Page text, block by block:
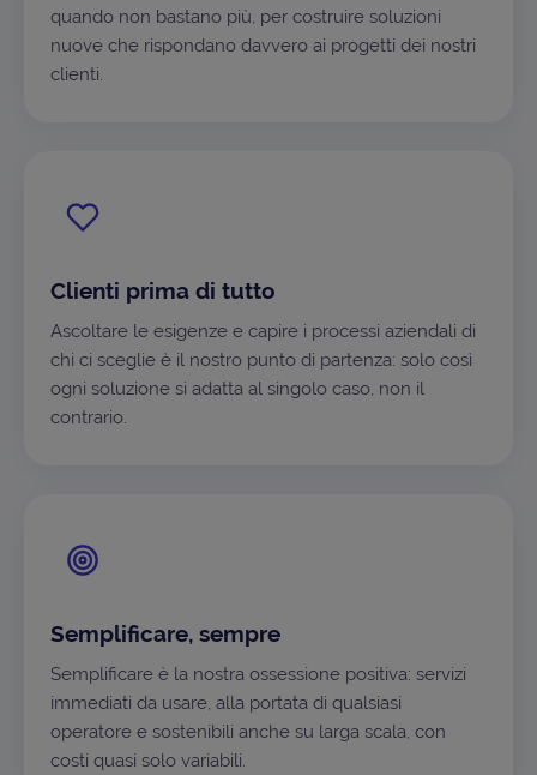
quando non bastano più, per costruire soluzioni
nuove che rispondano davvero ai progetti dei nostri
clienti.
Clienti prima di tutto
Ascoltare le esigenze e capire i processi aziendali di
chi ci sceglie è il nostro punto di partenza: solo così
ogni soluzione si adatta al singolo caso, non il
contrario.
Semplificare, sempre
Semplificare è la nostra ossessione positiva: servizi
immediati da usare, alla portata di qualsiasi
operatore e sostenibili anche su larga scala, con
costi quasi solo variabili.